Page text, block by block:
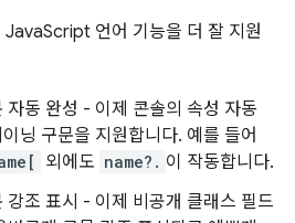
언어 기능을 더 잘 지원
자동 완성 - 이제 콘솔의 속성 자동
닝 구문을 지원합니다. 예를 들어
외에도 name?. 이 작동합니다.
강조 표시 - 이제 비공개 클래스 필드